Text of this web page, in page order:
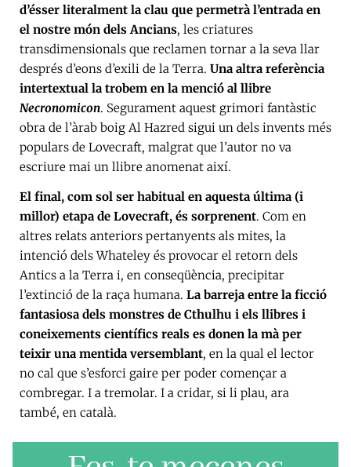
d’ésser literalment la clau que permetrà l’entrada en
el nostre món dels Ancians, les criatures
transdimensionals que reclamen tornar a la seva llar
després d’eons d’exili de la Terra. Una altra referència
intertextual la trobem en la menció al llibre
Necronomicon. Segurament aquest grimori fantàstic
obra de l’àrab boig Al Hazred sigui un dels invents més
populars de Lovecraft, malgrat que l’autor no va
escriure mai un llibre anomenat així.
El final, com sol ser habitual en aquesta última (i
millor) etapa de Lovecraft, és sorprenent. Com en
altres relats anteriors pertanyents als mites, la
intenció dels Whateley és provocar el retorn dels
Antics a la Terra i, en conseqüència, precipitar
l’extinció de la raça humana. La barreja entre la ficció
fantasiosa dels monstres de Cthulhu i els llibres i
coneixements científics reals es donen la mà per
teixir una mentida versemblant, en la qual el lector
no cal que s’esforci gaire per poder començar a
combregar. I a tremolar. I a cridar, si li plau, ara
també, en català.